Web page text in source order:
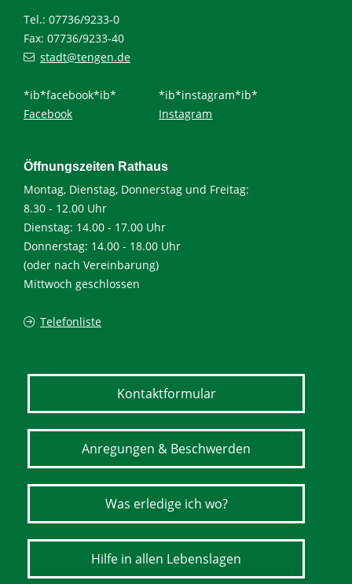
Tel.: 07736/9233-0
Fax: 07736/9233-40
stadt@tengen.de
*ib*facebook*ib*
Facebook
*ib*instagram*ib*
Instagram
Öffnungszeiten Rathaus
Montag, Dienstag, Donnerstag und Freitag:
8.30 - 12.00 Uhr
Dienstag: 14.00 - 17.00 Uhr
Donnerstag: 14.00 - 18.00 Uhr
(oder nach Vereinbarung)
Mittwoch geschlossen
Telefonliste
Kontaktformular
Anregungen & Beschwerden
Was erledige ich wo?
Hilfe in allen Lebenslagen